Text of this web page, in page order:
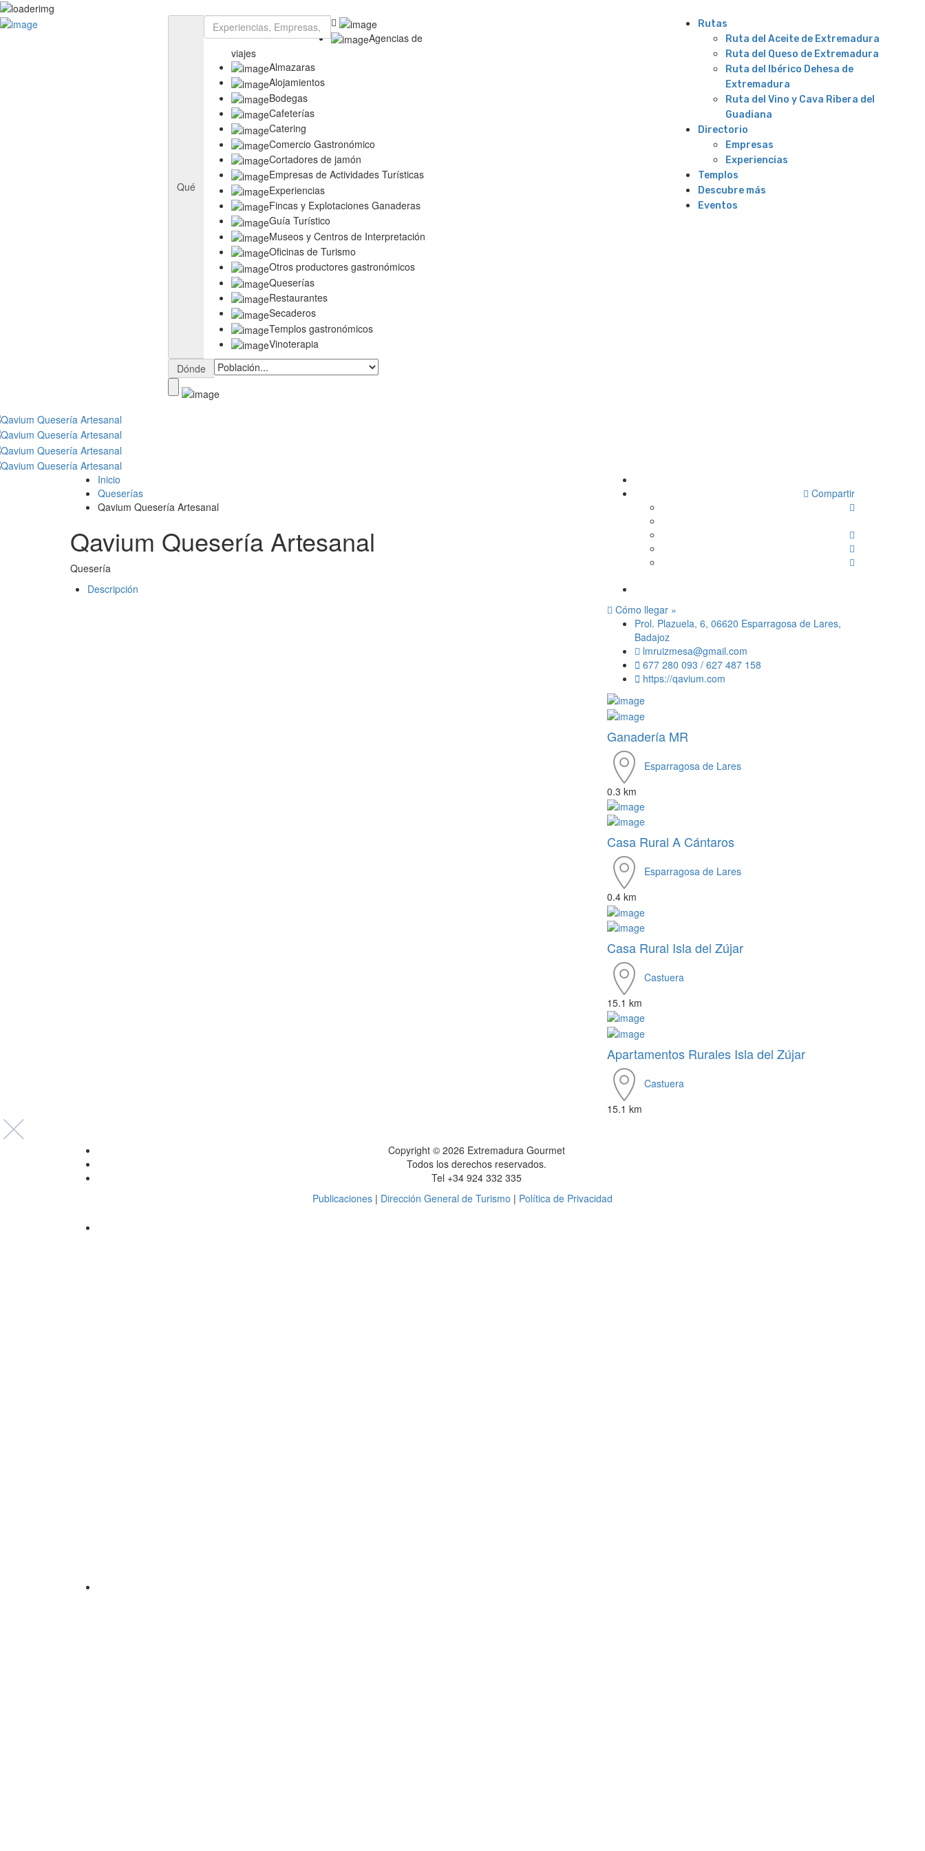
Rutas
Ruta del Aceite de Extremadura
Ruta del Ibérico Dehesa de Extremadura
Ruta del Vino y Cava Ribera del Guadiana
Qué
Agencias de
viajes
Almazaras
Alojamientos
Bodegas
Cafeterías
Catering
Comercio Gastronómico
Cortadores de jamón
Empresas de Actividades Turísticas
Experiencias
Fincas y Explotaciones Ganaderas
Guía Turístico
Museos y Centros de Interpretación
Oficinas de Turismo
Otros productores gastronómicos
Queserías
Restaurantes
Secaderos
Templos gastronómicos
Vinoterapia
Dónde
Rutas
Ruta del Aceite de Extremadura
Ruta del Queso de Extremadura
Ruta del Ibérico Dehesa de
Extremadura
Ruta del Vino y Cava Ribera del
Guadiana
Directorio
Empresas
Experiencias
Templos
Descubre más
Eventos
Inicio
Queserías
Qavium Quesería Artesanal
Qavium Quesería Artesanal
Quesería
Compartir
Descripción
Cómo llegar »
Prol. Plazuela, 6, 06620 Esparragosa de Lares,
Badajoz
lmruizmesa@gmail.com
677 280 093 / 627 487 158
https://qavium.com
Ganadería MR
Esparragosa de Lares
0.3 km
Casa Rural A Cántaros
Esparragosa de Lares
0.4 km
Casa Rural Isla del Zújar
Castuera
15.1 km
Apartamentos Rurales Isla del Zújar
Castuera
15.1 km
Copyright © 2026 Extremadura Gourmet
Todos los derechos reservados.
Tel +34 924 332 335
Publicaciones | Dirección General de Turismo | Política de Privacidad